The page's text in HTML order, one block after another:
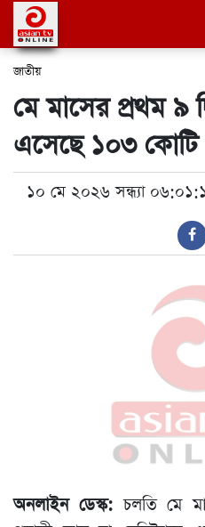
জাতীয়
মে মাসের প্রথম ৯
এসেছে ১০৩ কোটি
১০ মে ২০২৬ সন্ধ্যা
অনলাইন ডেস্ক:চলতি মে